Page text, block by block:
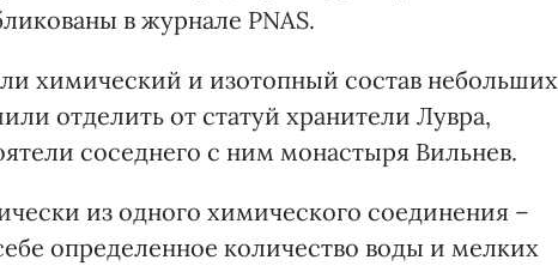
в журнале PNAS.
химический и изотопный состав небольших
отделить от статуй хранители Лувра,
соседнего с ним монастыря Вильнев.
из одного химического соединения –
определенное количество воды и мелких